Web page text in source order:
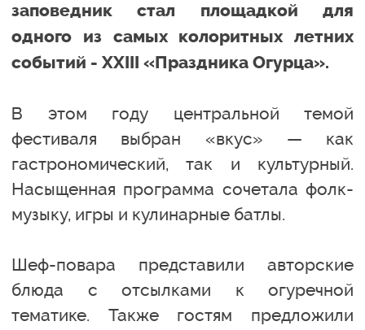
заповедник стал площадкой для
одного из самых колоритных летних
событий - XXIII «Праздника Огурца».
В этом году центральной темой
фестиваля выбран «вкус» — как
гастрономический, так и культурный.
Насыщенная программа сочетала фолк-
музыку, игры и кулинарные батлы.
Шеф-повара представили авторские
блюда с отсылками к огуречной
тематике. Также гостям предложили